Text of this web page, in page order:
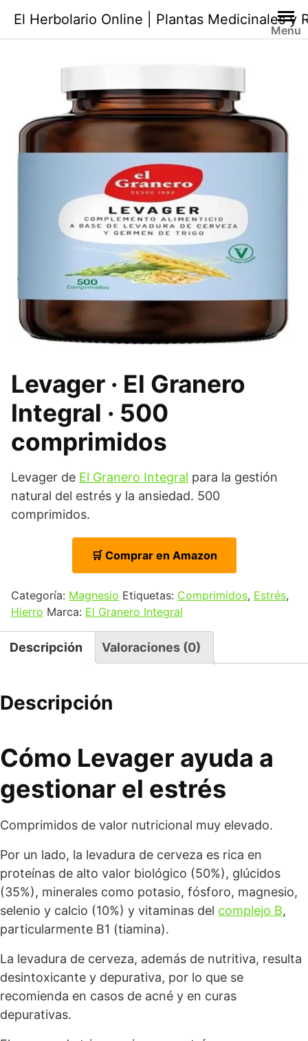
contenido
El Herbolario Online | Plantas Medicinales y
Menu
Levager · El Granero
Integral · 500
comprimidos
Levager de El Granero Integral para la gestión
natural del estrés y la ansiedad. 500
comprimidos.
🛒 Comprar en Amazon
Categoría: Magnesio Etiquetas: Comprimidos, Estrés,
Hierro Marca: El Granero Integral
Descripción Valoraciones (0)
Descripción
Cómo Levager ayuda a
gestionar el estrés
Comprimidos de valor nutricional muy elevado.
Por un lado, la levadura de cerveza es rica en
proteínas de alto valor biológico (50%), glúcidos
(35%), minerales como potasio, fósforo, magnesio,
selenio y calcio (10%) y vitaminas del complejo B,
particularmente B1 (tiamina).
La levadura de cerveza, además de nutritiva, resulta
desintoxicante y depurativa, por lo que se
recomienda en casos de acné y en curas
depurativas.